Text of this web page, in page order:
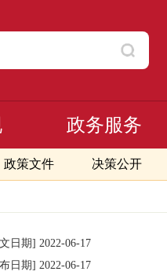
政策文件 决策公开
政务服务
日期] 2022-06-17
日期] 2022-06-17